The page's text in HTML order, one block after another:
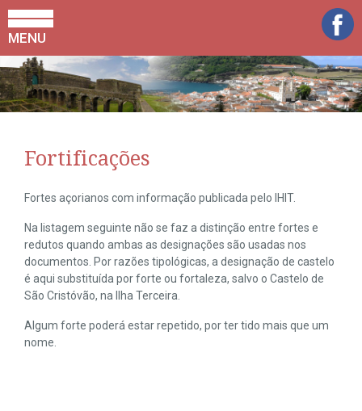
MENU
Fortificações
Fortes açorianos com informação publicada pelo IHIT.
Na listagem seguinte não se faz a distinção entre fortes e
redutos quando ambas as designações são usadas nos
documentos. Por razões tipológicas, a designação de castelo
é aqui substituída por forte ou fortaleza, salvo o Castelo de
São Cristóvão, na Ilha Terceira.
Algum forte poderá estar repetido, por ter tido mais que um
nome.